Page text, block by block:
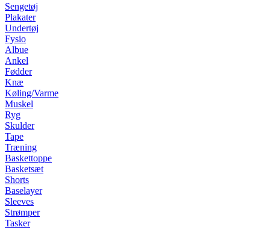
Sengetøj
Plakater
Undertøj
Fysio
Albue
Ankel
Fødder
Knæ
Køling/Varme
Muskel
Ryg
Skulder
Tape
Træning
Baskettoppe
Basketsæt
Shorts
Baselayer
Sleeves
Strømper
Tasker